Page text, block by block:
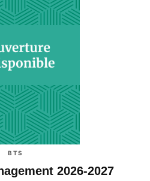
BTS
2026-2027